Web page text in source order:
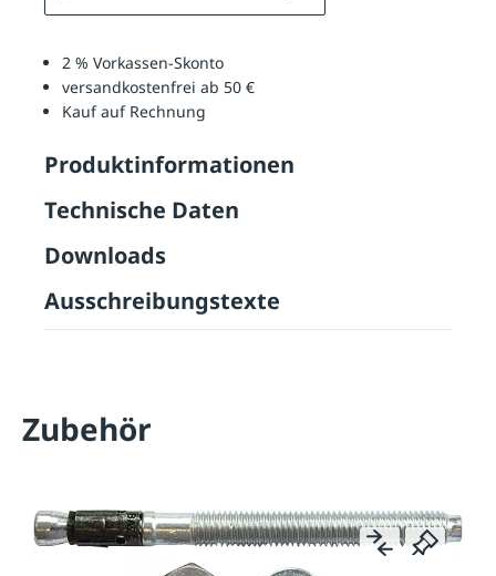
2 % Vorkassen-Skonto
versandkostenfrei ab 50 €
Kauf auf Rechnung
Produktinformationen
Technische Daten
Downloads
Ausschreibungstexte
Zubehör